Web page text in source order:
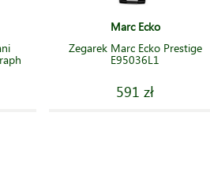
Marc Ecko
Zegarek Marc Ecko Prestige
E95036L1
591 zł